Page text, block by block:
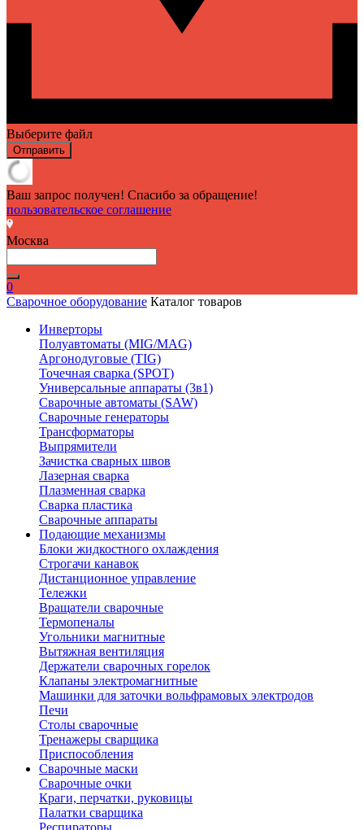
Выберите файл
Отправить
Ваш запрос получен! Спасибо за обращение!
пользовательское соглашение
Москва
0
Сварочное оборудование Каталог товаров
Инверторы
Полуавтоматы (MIG/MAG)
Аргонодуговые (TIG)
Точечная сварка (SPOT)
Универсальные аппараты (3в1)
Сварочные автоматы (SAW)
Сварочные генераторы
Трансформаторы
Выпрямители
Зачистка сварных швов
Лазерная сварка
Плазменная сварка
Сварка пластика
Сварочные аппараты
Подающие механизмы
Блоки жидкостного охлаждения
Строгачи канавок
Дистанционное управление
Тележки
Вращатели сварочные
Термопеналы
Угольники магнитные
Вытяжная вентиляция
Держатели сварочных горелок
Клапаны электромагнитные
Машинки для заточки вольфрамовых электродов
Печи
Столы сварочные
Тренажеры сварщика
Приспособления
Сварочные маски
Сварочные очки
Краги, перчатки, руковицы
Палатки сварщика
Респираторы